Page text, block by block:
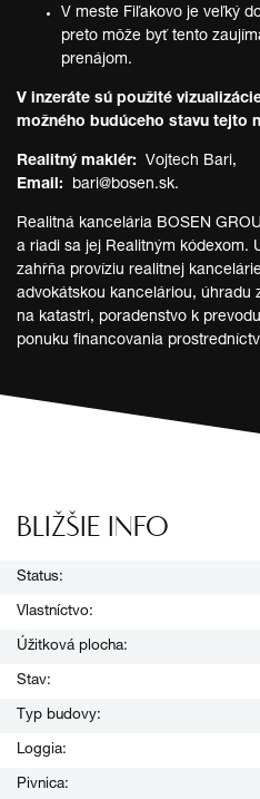
V meste Fiľakovo je veľký
preto môže byť tento
prenájom.
V inzeráte sú použité
možného budúceho stavu tejto
Realitný maklér: Vojtech Bari,
Email: bari@bosen.sk.
Realitná kancelária BOSEN
a riadi sa jej Realitným kódexom.
zahŕňa províziu realitnej
advokátskou kanceláriou, úhradu
na katastri, poradenstvo k
ponuku financovania
BLIŽŠIE INFO
Status:
Vlastníctvo:
Úžitková plocha:
Stav:
Typ budovy:
Loggia:
Pivnica: